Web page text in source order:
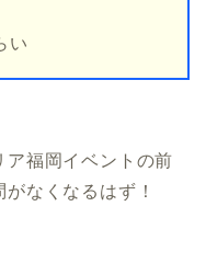
い
ア福岡イベントの前
なくなるはず！